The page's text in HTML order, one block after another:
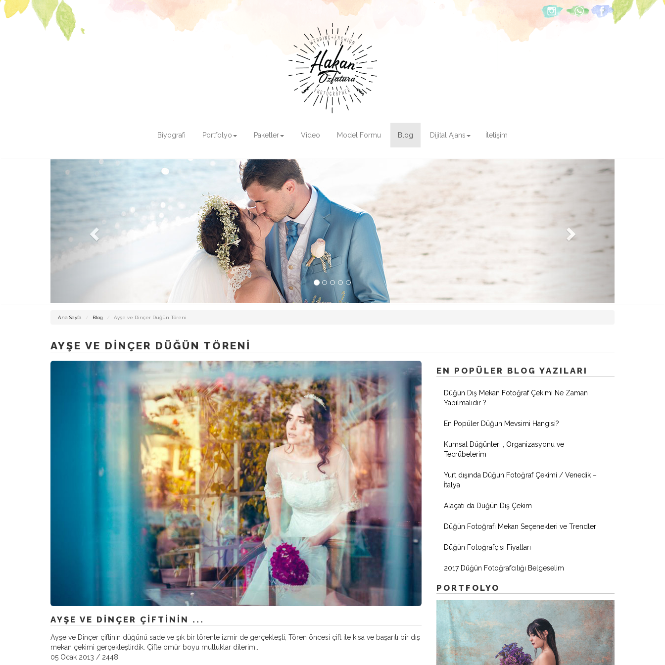
Biyografi Portfolyo Paketler Video Model Formu Blog Dijital Ajans İletişim
Previous Next
Ana Sayfa Blog Ayşe ve Dinçer Düğün Töreni
AYŞE VE DINÇER DÜĞÜN TÖRENI
AYŞE VE DINÇER ÇIFTININ ...
Ayşe ve Dinçer çiftinin düğünü sade ve şık bir törenle izmir de gerçekleşti, Tören öncesi çift ile kısa ve başarılı bir dış
mekan çekimi gerçekleştirdik. Çifte ömür boyu mutluklar dilerim..
05 Ocak 2013 / 2448
EN POPÜLER BLOG YAZILARI
Düğün Dış Mekan Fotoğraf Çekimi Ne Zaman
Yapılmalıdır ?
En Popüler Düğün Mevsimi Hangisi?
Kumsal Düğünleri , Organizasyonu ve
Tecrübelerim
Yurt dışında Düğün Fotoğraf Çekimi / Venedik –
İtalya
Alaçatı da Düğün Dış Çekim
Düğün Fotoğrafı Mekan Seçenekleri ve Trendler
Düğün Fotoğrafçısı Fiyatları
2017 Düğün Fotoğrafcılığı Belgeselim
PORTFOLYO